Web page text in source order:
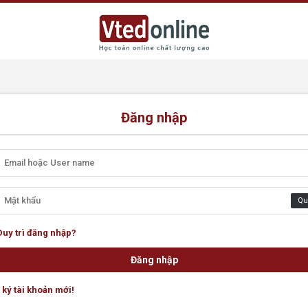
Đăng nhập
trì đăng nhập?
tài khoản mới!